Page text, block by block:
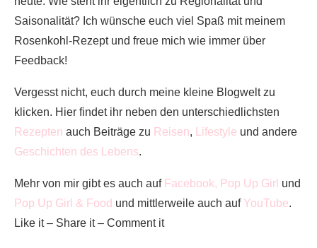
Saisonalität? Ich wünsche euch viel Spaß mit meinem
Rosenkohl-Rezept und freue mich wie immer über
Feedback!
Vergesst nicht, euch durch meine kleine Blogwelt zu
klicken. Hier findet ihr neben den unterschiedlichsten
Rezepten auch Beiträge zu Reisen, Lifestyle und andere
Geschichten des Lebens.
Mehr von mir gibt es auch auf Facebook, Pop Up Girl und
Pop Up Girl & Food und mittlerweile auch auf YouTube.
Like it – Share it – Comment it